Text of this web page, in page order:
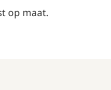
op maat.